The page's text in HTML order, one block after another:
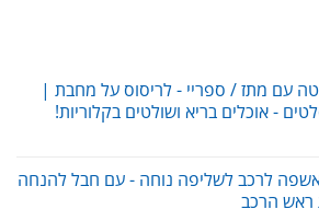
עם מתז / ספריי - לריסוס על מחבת |
- אוכלים בריא ושולטים בקלוריות!
אשפה לרכב לשליפה נוחה - עם חבל להנחה
הרכב